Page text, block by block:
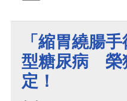
「縮胃繞腸
型糖尿病 榮
定！